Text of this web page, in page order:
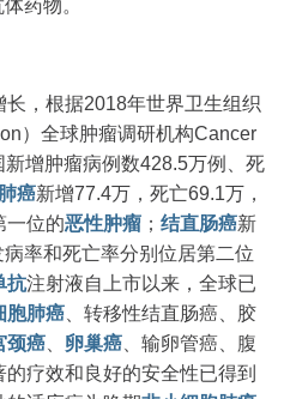
药物。
，根据2018年世界卫生组织
）全球肿瘤调研机构Cancer
增肿瘤病例数428.5万例、死
肺癌新增77.4万，死亡69.1万，
一位的恶性肿瘤 ； 结直肠癌新
率和死亡率分别位居第二位
抗注射液自上市以来，全球已
胞肺癌 、转移性结直肠癌、胶
颈癌 卵巢癌 、输卵管癌、腹
疗效和良好的安全性已得到